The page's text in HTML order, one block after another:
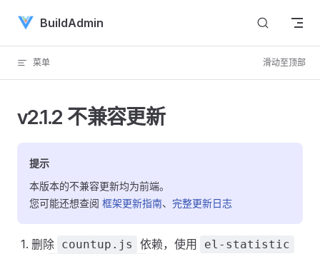
Skip to content
BuildAdmin
菜单 滑动至顶部
v2.1.2 不兼容更新
提示
本版本的不兼容更新均为前端。
您可能还想查阅 框架更新指南、 完整更新日志
删除 countup.js 依赖，使用 el-statistic